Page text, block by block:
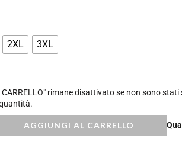
2XL 3XL
CARRELLO" rimane disattivato se non sono
AGGIUNGI AL CARRELLO